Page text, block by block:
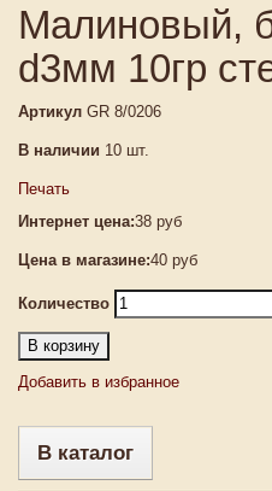
Малиновый,
d3мм 10гр
Артикул GR 8/0206
В наличии 10 шт.
Печать
Интернет цена:38 руб
Цена в магазине:40 руб
Количество
В корзину
Добавить в избранное
В каталог